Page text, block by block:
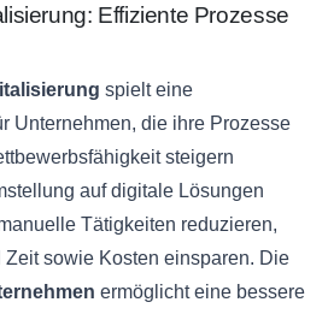
Effiziente Prozesse
spielt eine
Unternehmen, die ihre Prozesse
steigern
auf digitale Lösungen
Tätigkeiten reduzieren,
sowie Kosten einsparen. Die
ermöglicht eine bessere